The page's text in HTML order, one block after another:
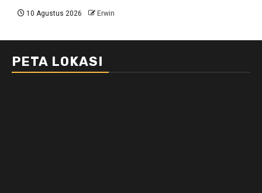
10 Agustus 2026 Erwin
PETA LOKASI